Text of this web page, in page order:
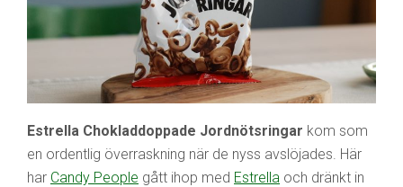
Estrella Chokladdoppade Jordnötsringar kom som
en ordentlig överraskning när de nyss avslöjades. Här
har Candy People gått ihop med Estrella och dränkt in